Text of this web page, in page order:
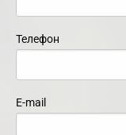
Телефон
E-mail